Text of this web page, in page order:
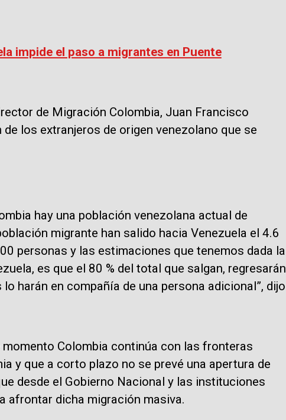
impide el paso a migrantes en Puente
de Migración Colombia, Juan Francisco
los extranjeros de origen venezolano que se
hay una población venezolana actual de
migrante han salido hacia Venezuela el 4.6
personas y las estimaciones que tenemos dada la
es que el 80 % del total que salgan, regresarán
harán en compañía de una persona adicional”, dijo
Colombia continúa con las fronteras
y que a corto plazo no se prevé una apertura de
desde el Gobierno Nacional y las instituciones
afrontar dicha migración masiva.